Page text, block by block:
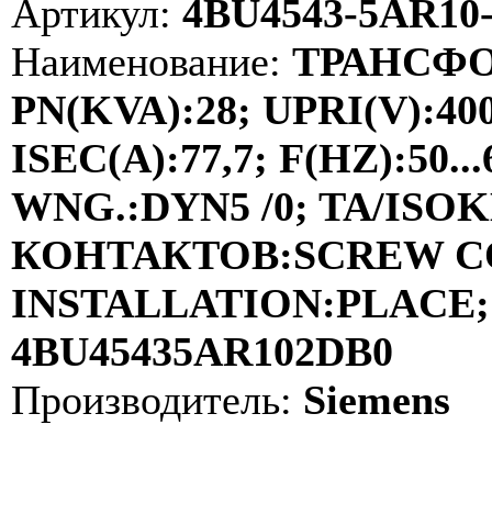
Артикул: 4BU4543-
Наименование:
PN(KVA):28;
ISEC(A):77,7;
WNG.:DYN5 /0; TA/
КОНТАКТОВ:SCREW
INSTALLATION:PLACE;
4BU45435AR102DB0
Производитель: Siemens